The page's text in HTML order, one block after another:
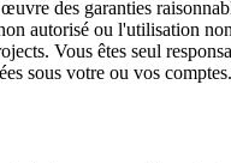
des garanties
autorisé ou l'utilisation
Vous êtes seul
sous votre ou vos comptes.